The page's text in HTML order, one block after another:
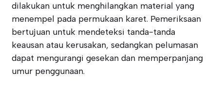
dilakukan untuk menghilangkan material yang
menempel pada permukaan karet. Pemeriksaan
bertujuan untuk mendeteksi tanda-tanda
keausan atau kerusakan, sedangkan pelumasan
dapat mengurangi gesekan dan memperpanjang
umur penggunaan.